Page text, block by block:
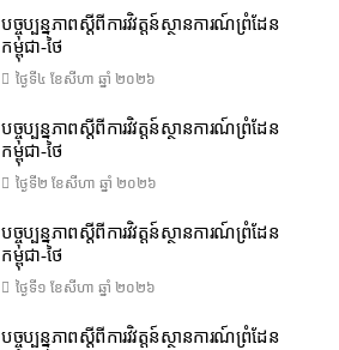
បច្ចុប្បន្នភាពស្ដីពីការវិវត្តន៍ស្ថានការណ៍ព្រំដែន
កម្ពុជា-ថៃ
ថ្ងៃទី៤ ខែ​សីហា ឆ្នាំ ២០២៦
បច្ចុប្បន្នភាពស្ដីពីការវិវត្តន៍ស្ថានការណ៍ព្រំដែន
កម្ពុជា-ថៃ
ថ្ងៃទី២ ខែ​សីហា ឆ្នាំ ២០២៦
បច្ចុប្បន្នភាពស្ដីពីការវិវត្តន៍ស្ថានការណ៍ព្រំដែន
កម្ពុជា-ថៃ
ថ្ងៃទី១ ខែ​សីហា ឆ្នាំ ២០២៦
បច្ចុប្បន្នភាពស្ដីពីការវិវត្តន៍ស្ថានការណ៍ព្រំដែន